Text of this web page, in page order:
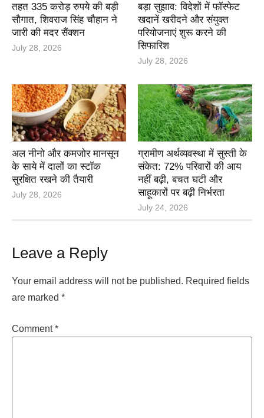
तहत 335 करोड़ रुपये की बड़ी
सौगात, शिवराज सिंह चौहान ने
जारी की मदर सैंक्शन
July 28, 2026
बड़ा सुझाव: विदेशों में फॉस्फेट
खदानें खरीदने और संयुक्त
परियोजनाएं शुरू करने की
सिफारिश
July 28, 2026
अल नीनो और कमजोर मानसून
के साये में दालों का स्टॉक
सुरक्षित रखने की तैयारी
July 28, 2026
ग्रामीण अर्थव्यवस्था में सुस्ती के
संकेत: 72% परिवारों की आय
नहीं बढ़ी, बचत घटी और
साहूकारों पर बढ़ी निर्भरता
July 24, 2026
Leave a Reply
Your email address will not be published. Required fields
are marked *
Comment*